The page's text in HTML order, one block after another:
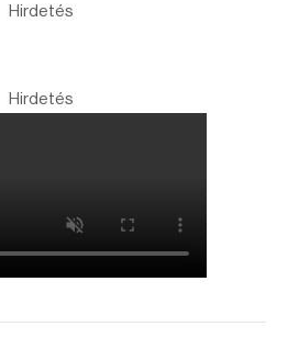
Hirdetés
Hirdetés